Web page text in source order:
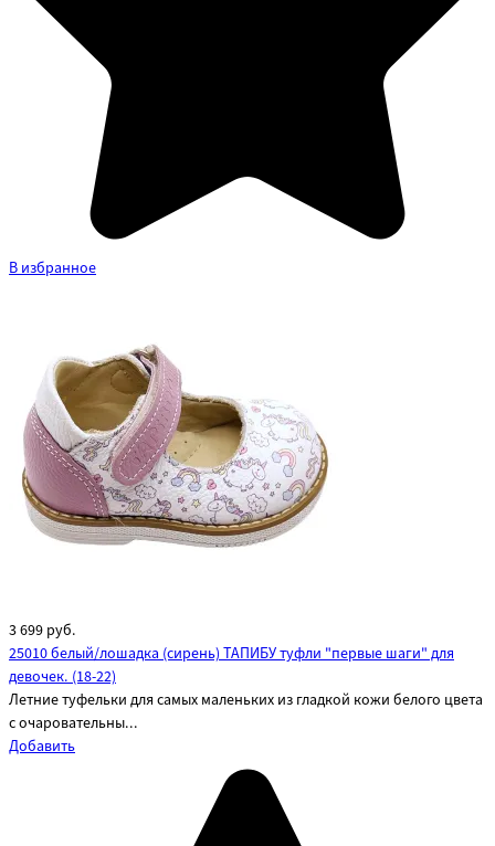
В избранное
3 699 руб.
25010 белый/лошадка (сирень) ТАПИБУ туфли "первые шаги" для
девочек. (18-22)
Летние туфельки для самых маленьких из гладкой кожи белого цвета
с очаровательны...
Добавить